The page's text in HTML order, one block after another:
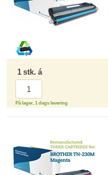
1 stk. á
På lager, 1 dags levering